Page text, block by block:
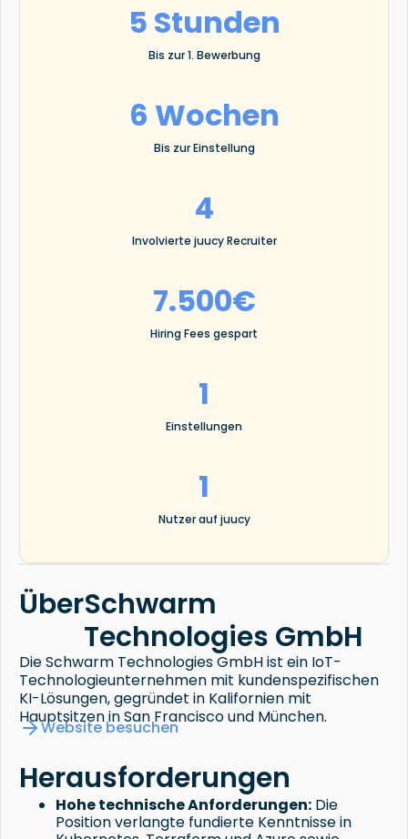
5 Stunden
Bis zur 1. Bewerbung
6 Wochen
Bis zur Einstellung
4
Involvierte juucy Recruiter
7.500€
Hiring Fees gespart
1
Einstellungen
1
Nutzer auf juucy
ÜberSchwarm
Technologies GmbH
Die Schwarm Technologies GmbH ist ein IoT-
Technologieunternehmen mit kundenspezifischen
KI-Lösungen, gegründet in Kalifornien mit
Hauptsitzen in San Francisco und München.
Website besuchen
Herausforderungen
Hohe technische Anforderungen: Die
Position verlangte fundierte Kenntnisse in